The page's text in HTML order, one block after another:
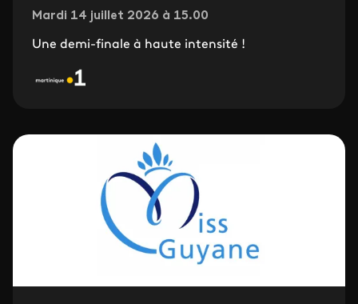
Mardi 14 juillet 2026 à 15.00
Une demi-finale à haute intensité !